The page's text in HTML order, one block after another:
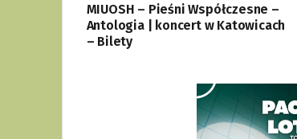
MIUOSH – Pieśni Współczesne –
Antologia | koncert w Katowicach
– Bilety